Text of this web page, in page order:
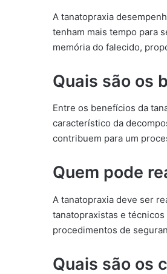
A tanatopraxia
tenham mais tempo para
memória do falecido,
Quais são os
Entre os benefícios da
característico da
contribuem para um
Quem pode
A tanatopraxia deve ser
tanatopraxistas e
procedimentos de
Quais são os